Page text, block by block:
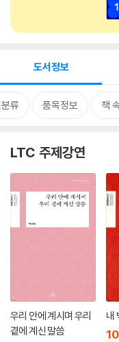
도서정보
류 품목정보 책
LTC 주제강연
우리 안에 계시며 우리
곁에 계신 말씀
내
10